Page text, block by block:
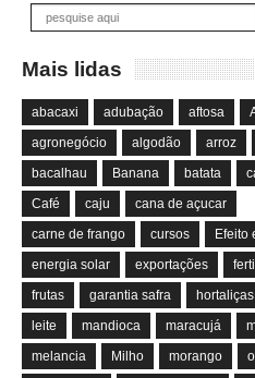
Mais lidas
abacaxi adubação aftosa
agronegócio
algodão arroz
bacalhau
Banana batata
Café
caju
cana de açucar
carne de frango
cursos
Efeito
energia solar
exportações
frutas
garantia safra hortaliças
leite
mandioca maracujá
melancia
Milho morango